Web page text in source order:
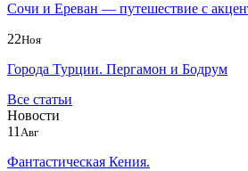
Сочи и Ереван — путешествие с
22Ноя
Города Турции. Пергамон и Бодрум
Все статьи
Новости
11 Авг
Фантастическая Кения.